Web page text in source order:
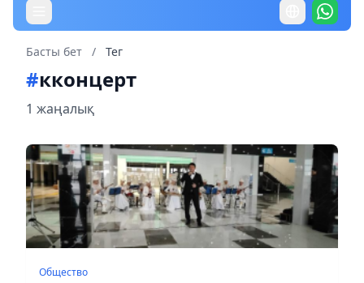
Басты бет / Тег
#кконцерт
1 жаңалық
Общество